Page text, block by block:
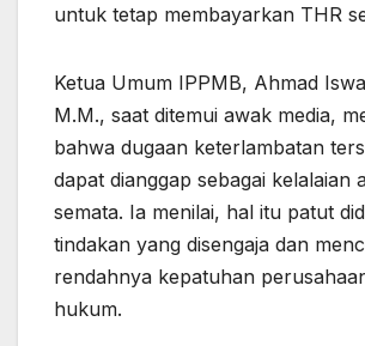
untuk tetap membayarkan THR
Ketua Umum IPPMB, Ahmad
M.M., saat ditemui awak media,
bahwa dugaan keterlambatan
dapat dianggap sebagai kelalaian
semata. Ia menilai, hal itu patut
tindakan yang disengaja dan
rendahnya kepatuhan
hukum.